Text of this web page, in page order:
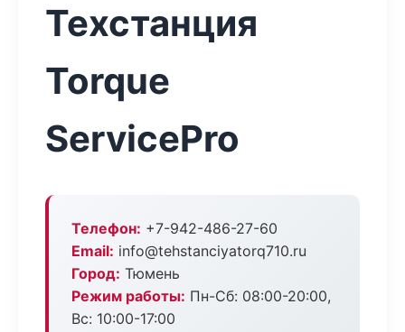
Техстанция
Torque
ServicePro
Телефон: +7-942-486-27-60
Email: info@tehstanciyatorq710.ru
Город: Тюмень
Режим работы: Пн-Сб: 08:00-20:00,
Вс: 10:00-17:00